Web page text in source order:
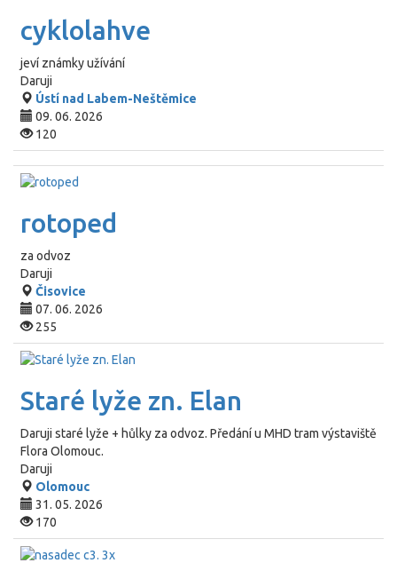
cyklolahve
jeví známky užívání
Daruji
Ústí nad Labem-Neštěmice
09. 06. 2026
120
rotoped
za odvoz
Daruji
Čisovice
07. 06. 2026
255
Staré lyže zn. Elan
Daruji staré lyže + hůlky za odvoz. Předání u MHD tram výstaviště
Flora Olomouc.
Daruji
Olomouc
31. 05. 2026
170